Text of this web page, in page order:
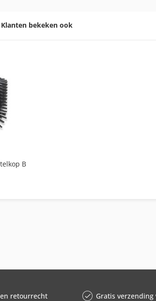
Klanten bekeken ook
B
retourrecht Gratis verzending